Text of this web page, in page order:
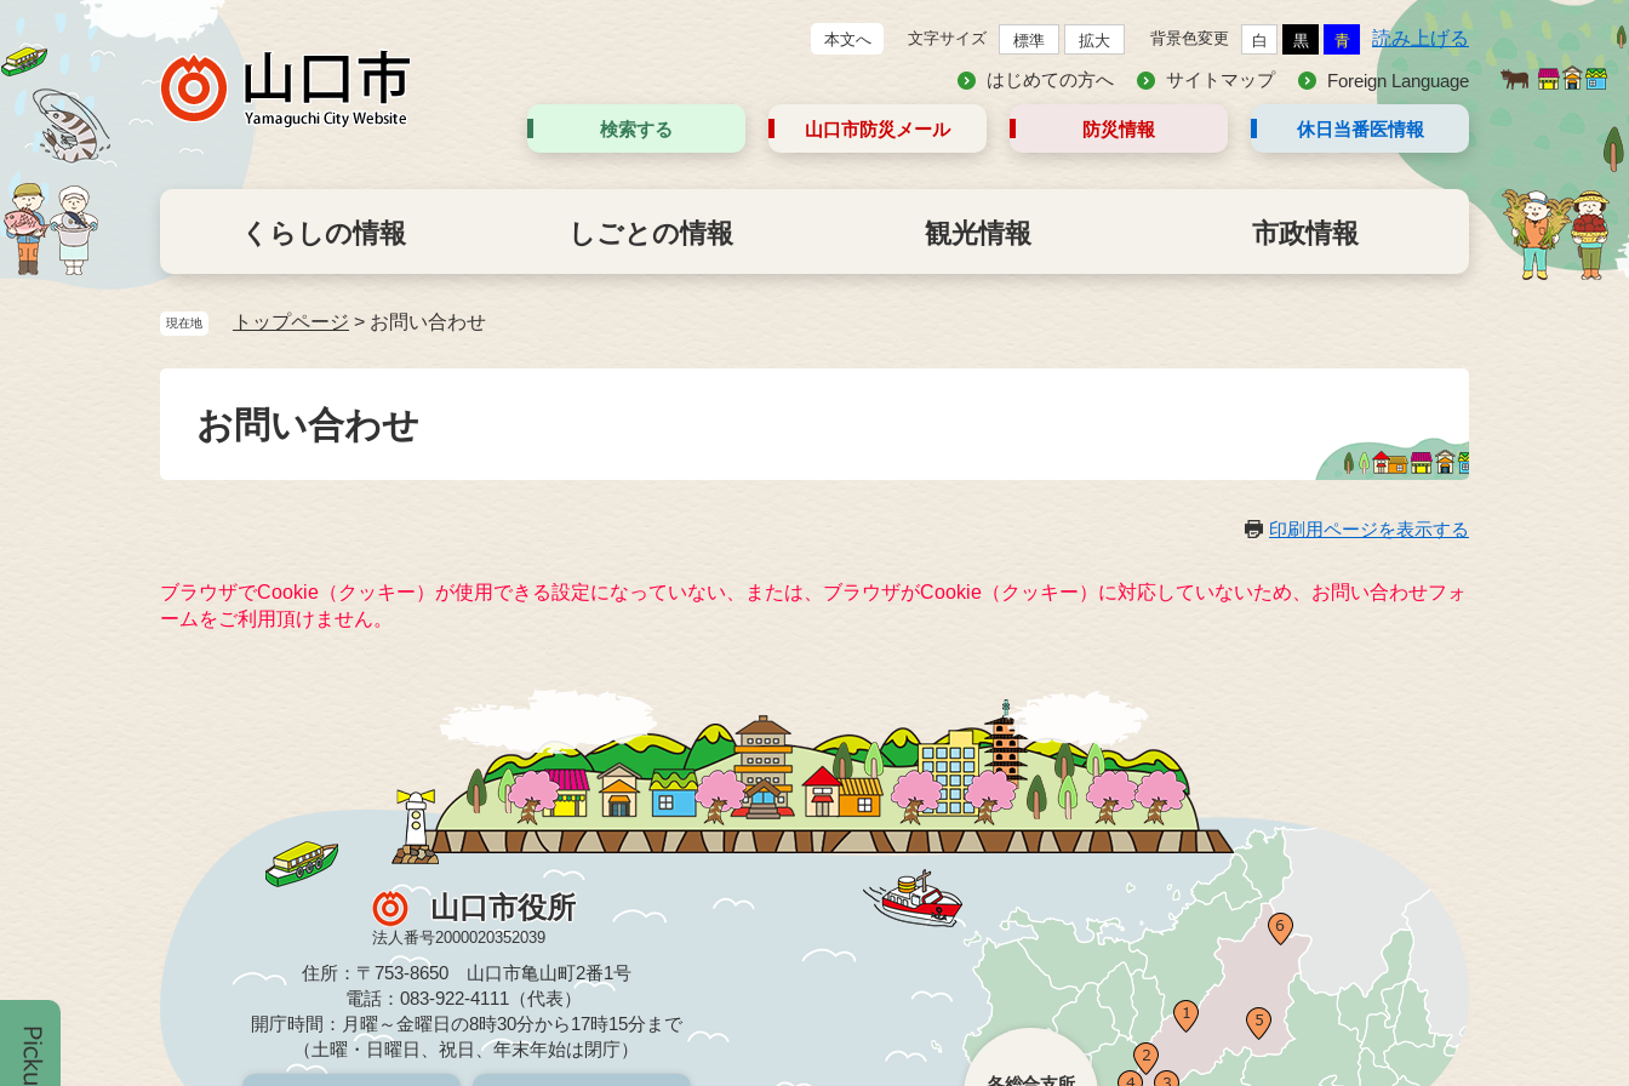
本文へ 文字サイズ 標準 拡大 背景色変更 白 黒 青 読み上げる
はじめての方へ サイトマップ Foreign Language
検索する 山口市防災 メール 防災情報 休日当番医情報
くらしの情報 しごとの情報 観光情報 市政情報
現在地 トップページ > お問い合わせ
お問い合わせ
印刷用ページを表示する
ブラウザでCookie（クッキー）が使用できる設定になっていない、または、ブラウザがCookie（クッキー）に対応していないため、お問い合わせフォ
ームをご利用頂けません。
山口市役所
法人番号2000020352039
住所：〒753-8650 山口市亀山町2番1号
電話：083-922-4111（代表）
開庁時間：月曜～金曜日の8時30分から17時15分まで
（土曜・日曜日、祝日、年末年始は閉庁）